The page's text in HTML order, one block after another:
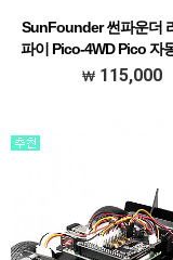
SunFounder 썬파운더
파이 Pico-4WD Pico 자
키트 (CN0340D)
115,000